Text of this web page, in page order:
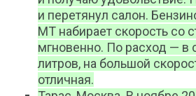
и перетянул салон.
МТ набирает скорость со
мгновенно. По расход — в
литров, на большой
отличная.